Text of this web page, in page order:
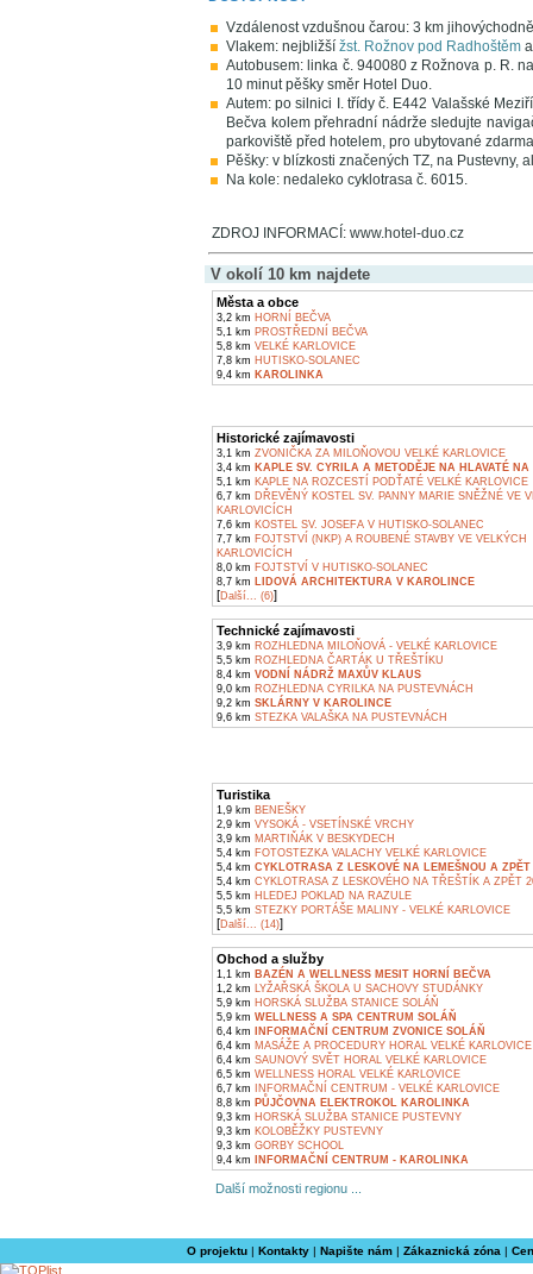
Vzdálenost vzdušnou čarou: 3 km
Vlakem: nejbližší žst. Rožnov pod Radhoštěm
Autobusem: linka č. 940080 z Rožnova p. R.
10 minut pěšky směr Hotel Duo.
Autem: po silnici I. třídy č. E442 Valašské
Bečva kolem přehradní nádrže sledujte
parkoviště před hotelem, pro ubytované
Pěšky: v blízkosti značených TZ, na Pustevny,
Na kole: nedaleko cyklotrasa č. 6015.
ZDROJ INFORMACÍ: www.hotel-duo.cz
V okolí 10 km najdete
Města a obce
3,2 km HORNÍ BEČVA
5,1 km PROSTŘEDNÍ BEČVA
5,8 km VELKÉ KARLOVICE
7,8 km HUTISKO-SOLANEC
9,4 km KAROLINKA
Historické zajímavosti
3,1 km ZVONIČKA ZA MILOŇOVOU VELKÉ KARLOVICE
3,4 km KAPLE SV. CYRILA A METODĚJE NA HLAVATÉ NA
5,1 km KAPLE NA ROZCESTÍ PODŤATÉ VELKÉ KARLOVICE
6,7 km DŘEVĚNÝ KOSTEL SV. PANNY MARIE SNĚŽNÉ VE
KARLOVICÍCH
7,6 km KOSTEL SV. JOSEFA V HUTISKO-SOLANEC
7,7 km FOJTSTVÍ (NKP) A ROUBENÉ STAVBY VE VELKÝCH
KARLOVICÍCH
8,0 km FOJTSTVÍ V HUTISKO-SOLANEC
8,7 km LIDOVÁ ARCHITEKTURA V KAROLINCE
[Další... (6)]
Technické zajímavosti
3,9 km ROZHLEDNA MILOŇOVÁ - VELKÉ KARLOVICE
5,5 km ROZHLEDNA ČARTÁK U TŘEŠTÍKU
8,4 km VODNÍ NÁDRŽ MAXŮV KLAUS
9,0 km ROZHLEDNA CYRILKA NA PUSTEVNÁCH
9,2 km SKLÁRNY V KAROLINCE
9,6 km STEZKA VALAŠKA NA PUSTEVNÁCH
Turistika
1,9 km BENEŠKY
2,9 km VYSOKÁ - VSETÍNSKÉ VRCHY
3,9 km MARTIŇÁK V BESKYDECH
5,4 km FOTOSTEZKA VALACHY VELKÉ KARLOVICE
5,4 km CYKLOTRASA Z LESKOVÉ NA LEMEŠNOU A ZPĚT
5,4 km CYKLOTRASA Z LESKOVÉHO NA TŘEŠTÍK A ZPĚT
5,5 km HLEDEJ POKLAD NA RAZULE
5,5 km STEZKY PORTÁŠE MALINY - VELKÉ KARLOVICE
[Další... (14)]
Obchod a služby
1,1 km BAZÉN A WELLNESS MESIT HORNÍ BEČVA
1,2 km LYŽAŘSKÁ ŠKOLA U SACHOVY STUDÁNKY
5,9 km HORSKÁ SLUŽBA STANICE SOLÁŇ
5,9 km WELLNESS A SPA CENTRUM SOLÁŇ
6,4 km
INFORMAČNÍ CENTRUM ZVONICE SOLÁŇ
6,4 km MASÁŽE A PROCEDURY HORAL VELKÉ KARLOVICE
6,4 km SAUNOVÝ SVĚT HORAL VELKÉ KARLOVICE
6,5 km WELLNESS HORAL VELKÉ KARLOVICE
6,7 km INFORMAČNÍ CENTRUM - VELKÉ KARLOVICE
8,8 km PŮJČOVNA ELEKTROKOL KAROLINKA
9,3 km HORSKÁ SLUŽBA STANICE PUSTEVNY
9,3 km KOLOBĚŽKY PUSTEVNY
9,3 km GORBY SCHOOL
9,4 km
INFORMAČNÍ CENTRUM - KAROLINKA
Další možnosti regionu ...
O projektu| Kontakty| Napište nám| Zákaznická zóna |